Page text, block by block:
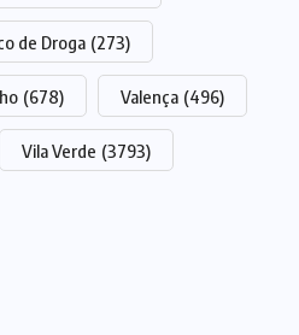
de Droga (273)
(678) Valença (496)
Vila Verde (3793)